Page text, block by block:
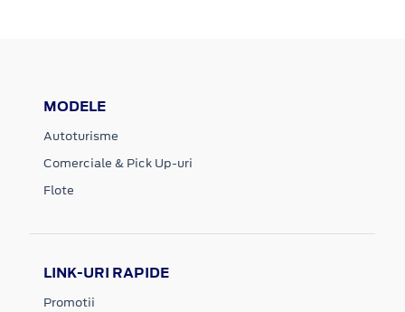
MODELE
Autoturisme
Comerciale & Pick Up-uri
Flote
LINK-URI RAPIDE
Promotii